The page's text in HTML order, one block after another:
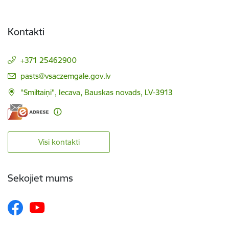
Kontakti
+371 25462900
E-pasts:
pasts@vsaczemgale.gov.lv
"Smiltaiņi", Iecava, Bauskas novads, LV-3913
Visi kontakti
Sekojiet mums